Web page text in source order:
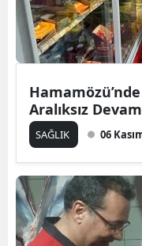
Aralıksız
SAĞLIK 06